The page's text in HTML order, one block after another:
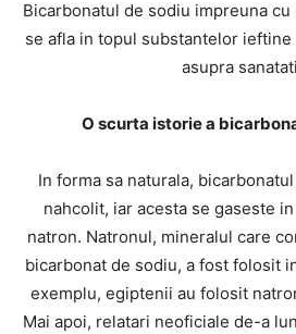
Bicarbonatul de sodiu impreuna
se afla in topul substantelor
asupra
O scurta istorie a
In forma sa naturala,
nahcolit, iar acesta se gaseste
natron. Natronul, mineralul care
bicarbonat de sodiu, a fost folosit
exemplu, egiptenii au folosit
Mai apoi, relatari neoficiale de-a